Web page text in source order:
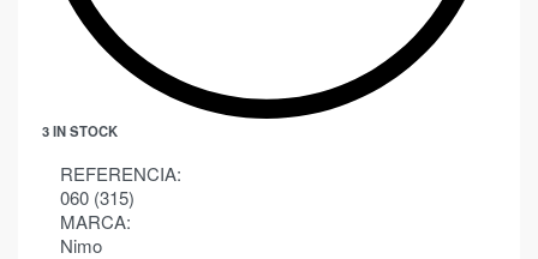
3 IN STOCK
REFERENCIA:
060 (315)
MARCA:
Nimo